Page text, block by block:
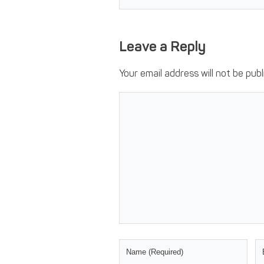
Leave a Reply
Your email address will not be